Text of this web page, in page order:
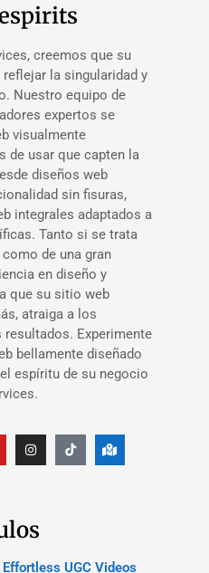
creemos que su
la singularidad y
Nuestro equipo de
expertos se
visualmente
de usar que capten la
diseños web
sin fisuras,
integrales adaptados a
Tanto si se trata
de una gran
en diseño y
que su sitio web
atraiga a los
Experimente
bellamente diseñado
espíritu de su negocio
UGC Videos